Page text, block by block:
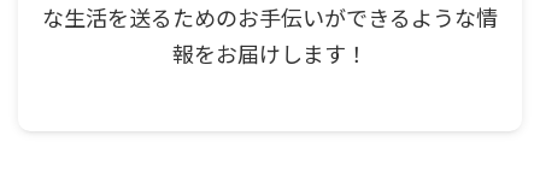
な生活を送るためのお手伝いができるような情
報をお届けします！